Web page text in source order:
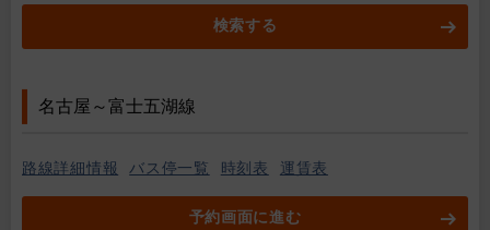
検索する
名古屋～富士五湖線
路線詳細情報 バス停一覧 時刻表 運賃表
予約画面に進む